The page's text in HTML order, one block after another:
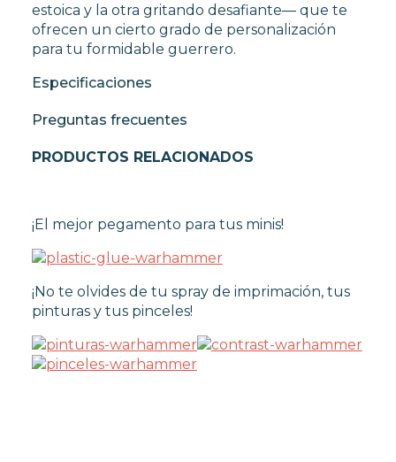
estoica y la otra gritando desafiante— que te
ofrecen un cierto grado de personalización
para tu formidable guerrero.
Especificaciones
Preguntas frecuentes
PRODUCTOS RELACIONADOS
¡El mejor pegamento para tus minis!
¡No te olvides de tu spray de imprimación, tus
pinturas y tus pinceles!